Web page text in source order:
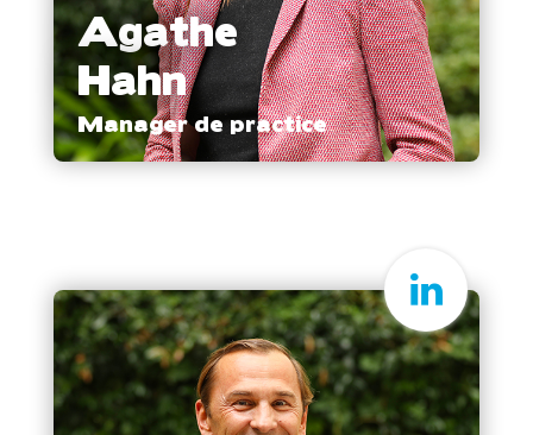
Agathe
Hahn
Manager de practice